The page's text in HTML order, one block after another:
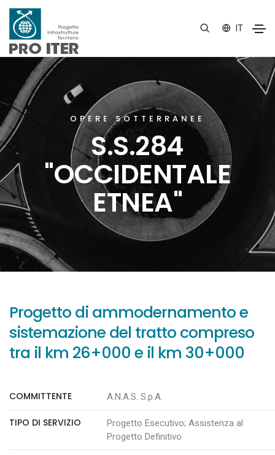
IT
OPERE SOTTERRANEE
S.S.284
"OCCIDENTALE
ETNEA"
Progetto di ammodernamento e
sistemazione del tratto compreso
tra il km 26+000 e il km 30+000
COMMITTENTE A.N.A.S. S.p.A.
TIPO DI SERVIZIO
Progetto Esecutivo; Assistenza al
Progetto Definitivo